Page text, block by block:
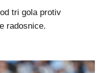
tri gola protiv
radosnice.